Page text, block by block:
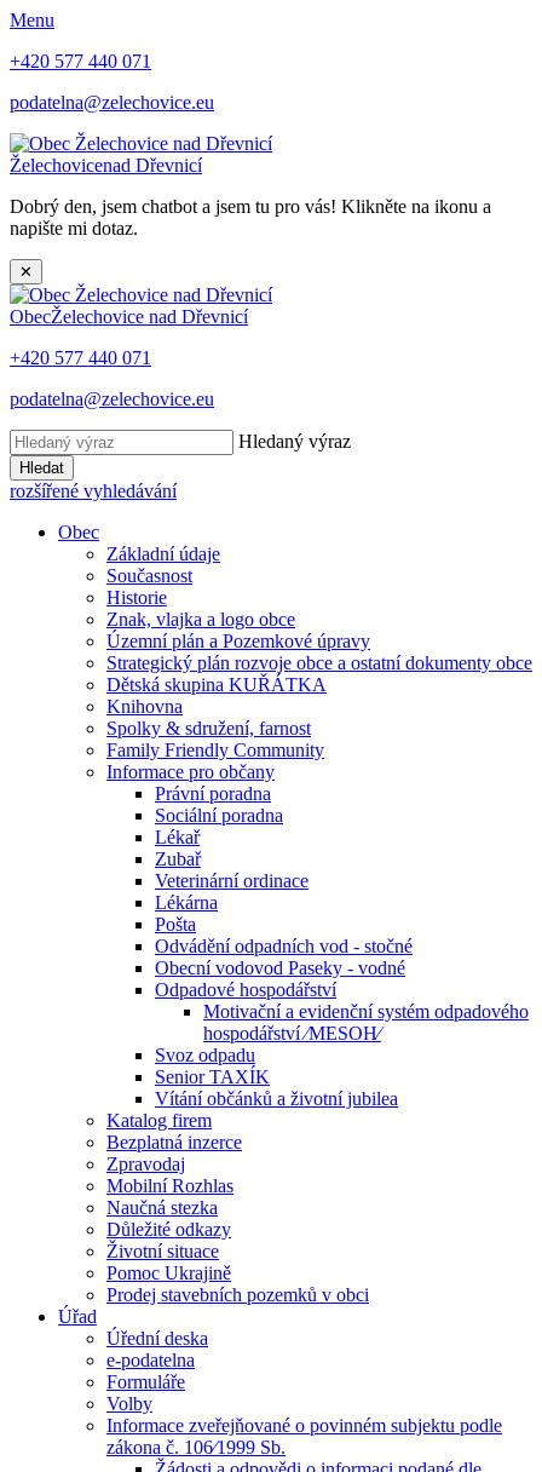
Menu
+420 577 440 071
podatelna@zelechovice.eu
Želechovicenad Dřevnicí
Dobrý den, jsem chatbot a jsem tu pro vás! Klikněte na ikonu a
napište mi dotaz.
✕
ObecŽelechovice nad Dřevnicí
+420 577 440 071
podatelna@zelechovice.eu
Hledaný výraz
Hledat
rozšířené vyhledávání
Obec
Základní údaje
Současnost
Historie
Znak, vlajka a logo obce
Územní plán a Pozemkové úpravy
Strategický plán rozvoje obce a ostatní dokumenty obce
Dětská skupina KUŘÁTKA
Knihovna
Spolky & sdružení, farnost
Family Friendly Community
Informace pro občany
Právní poradna
Sociální poradna
Lékař
Zubař
Veterinární ordinace
Lékárna
Pošta
Odvádění odpadních vod - stočné
Obecní vodovod Paseky - vodné
Odpadové hospodářství
Motivační a evidenční systém odpadového
hospodářství ⁄MESOH⁄
Svoz odpadu
Senior TAXÍK
Vítání občánků a životní jubilea
Katalog firem
Bezplatná inzerce
Zpravodaj
Mobilní Rozhlas
Naučná stezka
Důležité odkazy
Životní situace
Pomoc Ukrajině
Prodej stavebních pozemků v obci
Úřad
Úřední deska
e-podatelna
Formuláře
Volby
Informace zveřejňované o povinném subjektu podle
zákona č. 106⁄1999 Sb.